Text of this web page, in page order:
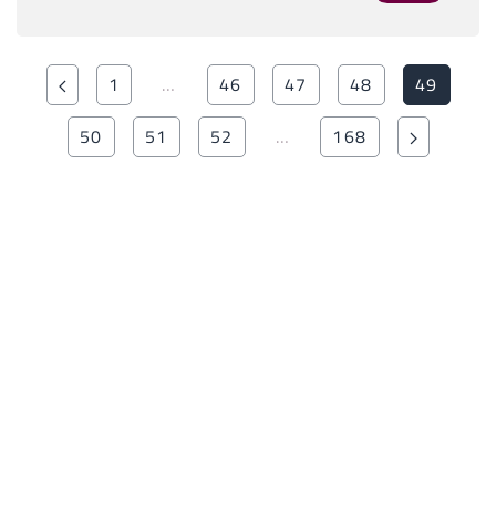
1 … 46 47 48
49
50
51 52 … 168